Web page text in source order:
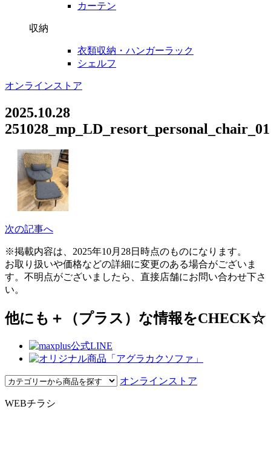
カーテン
収納
衣類収納・ハンガーラック
シェルフ
オンラインストア
2025.10.28
251028_mp_LD_resort_personal_chair_01
次の記事へ
※掲載内容は、2025年10月28日時点のものになります。
お取り扱いや価格などの詳細に変更のある場合がございま
す。不明点がございましたら、直接店舗にお問い合わせ下さ
い。
他にも＋（プラス）な情報をCHECK☆
オンラインストア
WEBチラシ